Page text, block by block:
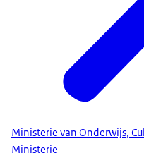
Ministerie van Onderwijs,
Ministerie